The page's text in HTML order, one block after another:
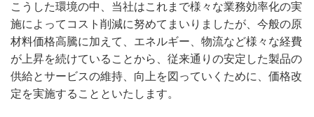
こうした環境の中、当社はこれまで様々な業務効率化の実
施によってコスト削減に努めてまいりましたが、今般の原
材料価格高騰に加えて、エネルギー、物流など様々な経費
が上昇を続けていることから、従来通りの安定した製品の
供給とサービスの維持、向上を図っていくために、価格改
定を実施することといたします。